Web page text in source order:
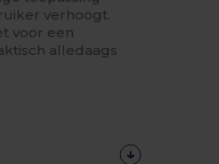
verhoogt.
voor een
alledaags